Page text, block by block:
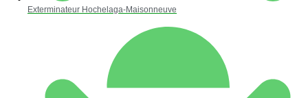
Exterminateur Hochelaga-Maisonneuve